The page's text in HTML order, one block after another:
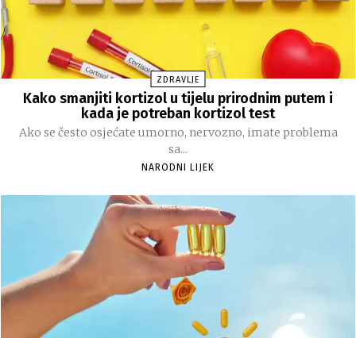
ZDRAVLJE
Kako smanjiti kortizol u tijelu prirodnim putem i
kada je potreban kortizol test
Ako se često osjećate umorno, nervozno, imate problema
sa...
NARODNI LIJEK